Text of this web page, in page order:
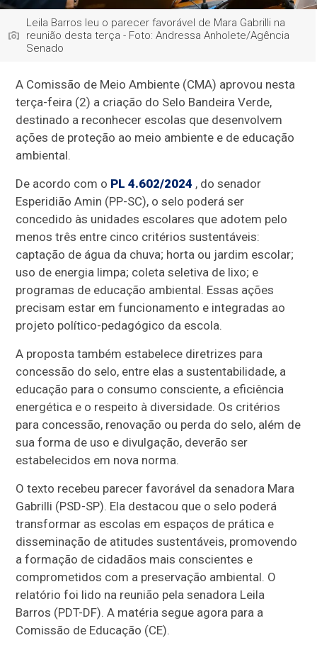
Leila Barros leu o parecer favorável de Mara Gabrilli na
reunião desta terça - Foto: Andressa Anholete/Agência
Senado
A Comissão de Meio Ambiente (CMA) aprovou nesta
terça-feira (2) a criação do Selo Bandeira Verde,
destinado a reconhecer escolas que desenvolvem
ações de proteção ao meio ambiente e de educação
ambiental.
De acordo com o PL 4.602/2024 , do senador
Esperidião Amin (PP-SC), o selo poderá ser
concedido às unidades escolares que adotem pelo
menos três entre cinco critérios sustentáveis:
captação de água da chuva; horta ou jardim escolar;
uso de energia limpa; coleta seletiva de lixo; e
programas de educação ambiental. Essas ações
precisam estar em funcionamento e integradas ao
projeto político-pedagógico da escola.
A proposta também estabelece diretrizes para
concessão do selo, entre elas a sustentabilidade, a
educação para o consumo consciente, a eficiência
energética e o respeito à diversidade. Os critérios
para concessão, renovação ou perda do selo, além de
sua forma de uso e divulgação, deverão ser
estabelecidos em nova norma.
O texto recebeu parecer favorável da senadora Mara
Gabrilli (PSD-SP). Ela destacou que o selo poderá
transformar as escolas em espaços de prática e
disseminação de atitudes sustentáveis, promovendo
a formação de cidadãos mais conscientes e
comprometidos com a preservação ambiental. O
relatório foi lido na reunião pela senadora Leila
Barros (PDT-DF). A matéria segue agora para a
Comissão de Educação (CE).